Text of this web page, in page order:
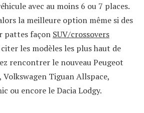
avec au moins 6 ou 7 places.
la meilleure option même si des
pattes façon SUV/crossovers
les modèles les plus haut de
rencontrer le nouveau Peugeot
Volkswagen Tiguan Allspace,
ou encore le Dacia Lodgy.